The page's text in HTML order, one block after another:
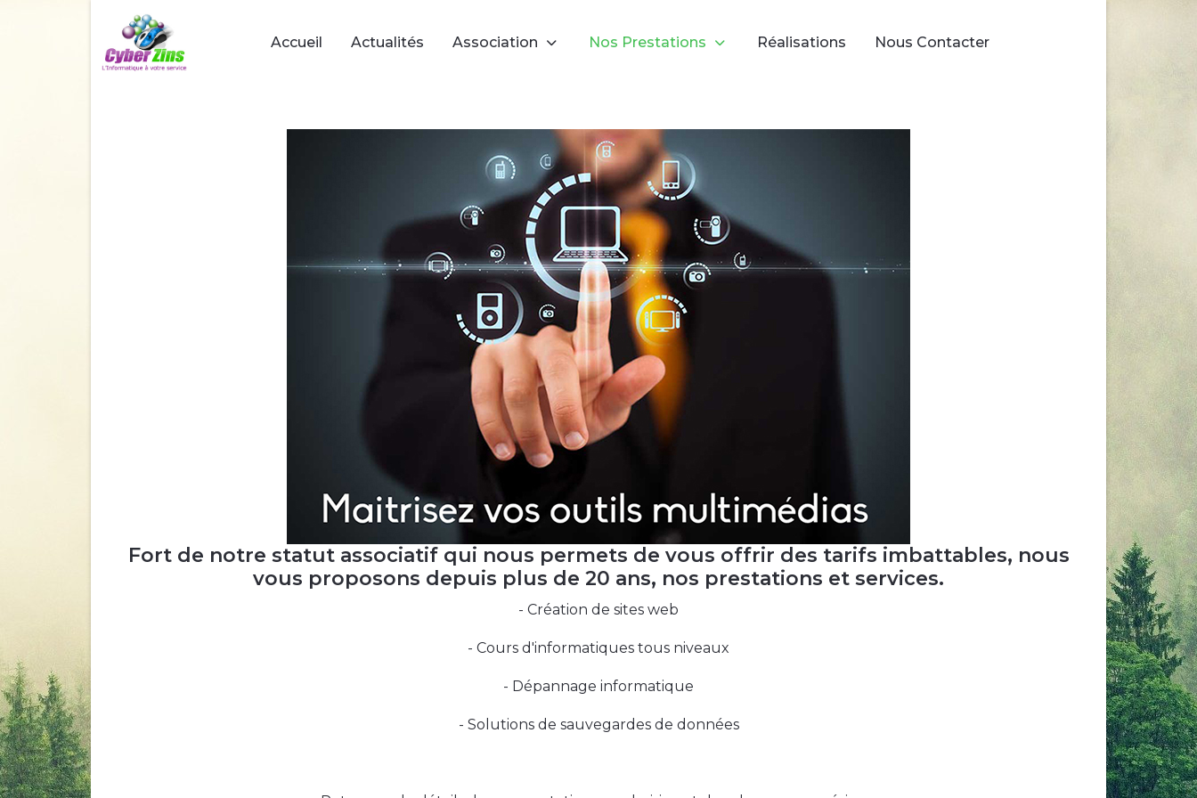
Accueil Actualités Association Nos Prestations Réalisations Nous Contacter
Fort de notre statut associatif qui nous permets de vous offrir des tarifs imbattables, nous
vous proposons depuis plus de 20 ans, nos prestations et services.
- Création de sites web
- Cours d'informatiques tous niveaux
- Dépannage informatique
- Solutions de sauvegardes de données